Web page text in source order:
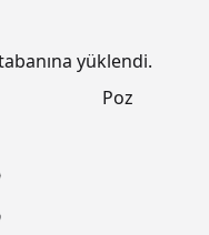
yüklendi.
Poz